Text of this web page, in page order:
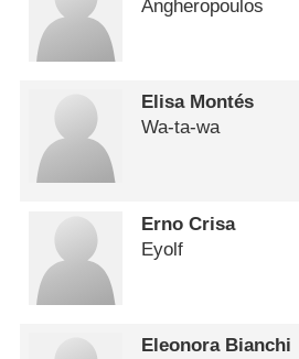
Angheropoulos
Elisa Montés
Wa-ta-wa
Erno Crisa
Eyolf
Eleonora Bianchi